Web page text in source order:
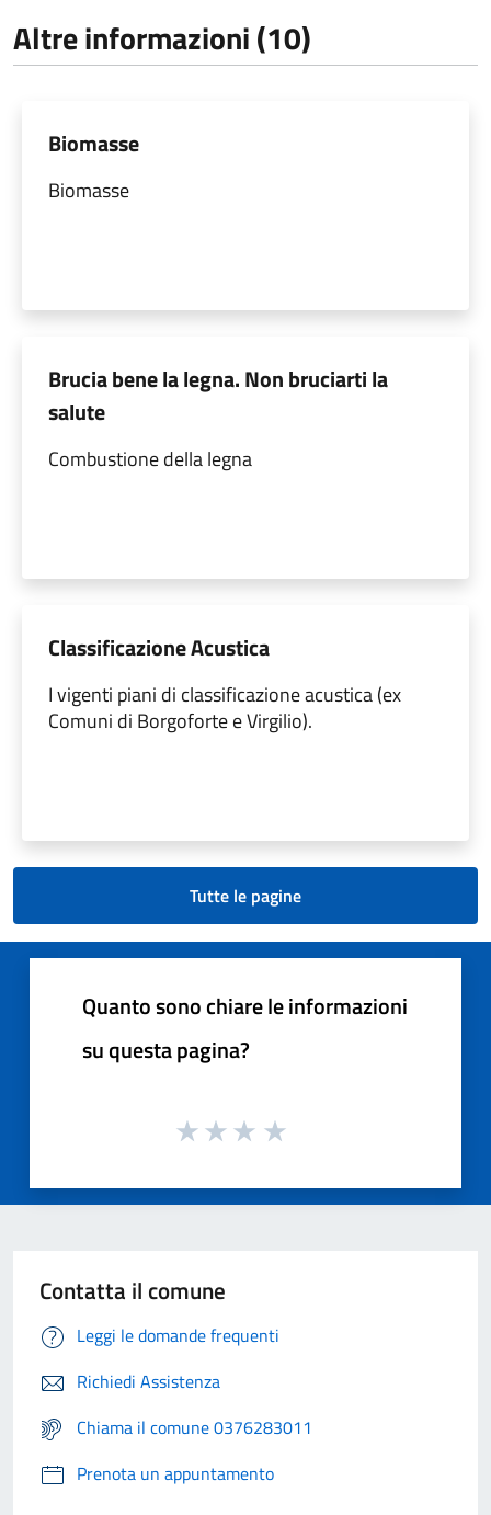
Altre informazioni (10)
Biomasse
Biomasse
Brucia bene la legna. Non bruciarti la
salute
Combustione della legna
Classificazione Acustica
I vigenti piani di classificazione acustica (ex
Comuni di Borgoforte e Virgilio).
Tutte le pagine
Quanto sono chiare le informazioni
su questa pagina?
Contatta il comune
Leggi le domande frequenti
Richiedi Assistenza
Chiama il comune 0376283011
Prenota un appuntamento